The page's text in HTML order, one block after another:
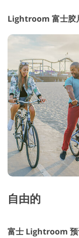
Lightroom 富士胶
自由的
富士 Lightroom